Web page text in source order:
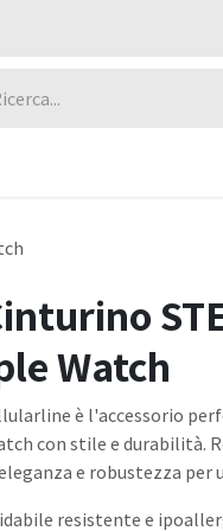
Watch
è l'accessorio
con stile e durabilità.
e robustezza
resistente e